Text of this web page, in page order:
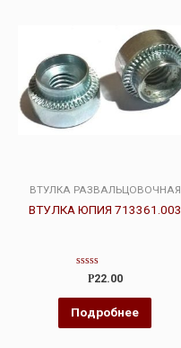
ВТУЛКА РАЗВАЛЬЦОВОЧНАЯ
ВТУЛКА ЮПИЯ 713361.003
Оценка
из
5
Р22.00
Подробнее